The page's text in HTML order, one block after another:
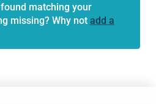
matching your
missing? Why not add a